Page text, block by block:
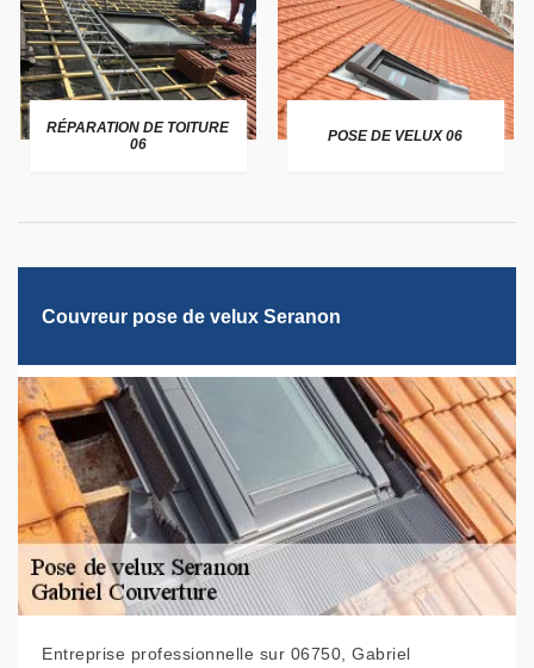
RÉPARATION DE TOITURE
06
POSE DE VELUX 06
Couvreur pose de velux Seranon
Entreprise professionnelle sur 06750, Gabriel